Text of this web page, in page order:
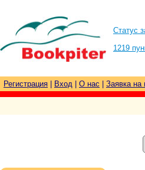
Статус
1219
Регистрация Вход О нас Заявка на